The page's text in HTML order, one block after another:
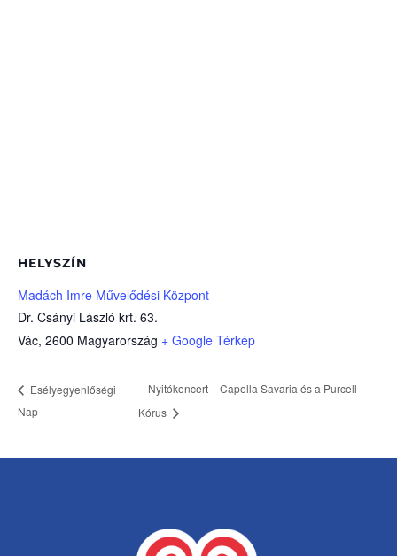
HELYSZÍN
Madách Imre Művelődési Központ
Dr. Csányi László krt. 63.
Vác, 2600 Magyarország + Google Térkép
Esélyegyenlőségi
Nap
Nyitókoncert – Capella Savaria és a Purcell
Kórus